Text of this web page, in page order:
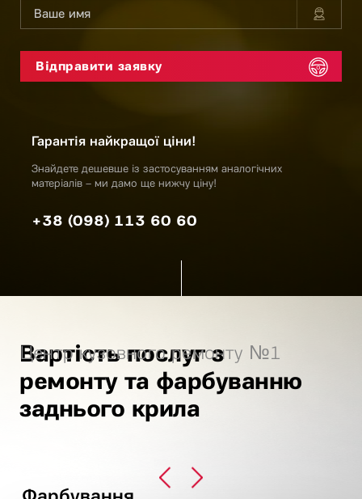
Гарантія найкращої ціни!
Знайдете дешевше із застосуванням аналогічних
матеріалів – ми дамо ще нижчу ціну!
+38 (098) 113 60 60
Вартість послуг з
ремонту та фарбуванню
заднього крила
Центр кузовного ремонту №1